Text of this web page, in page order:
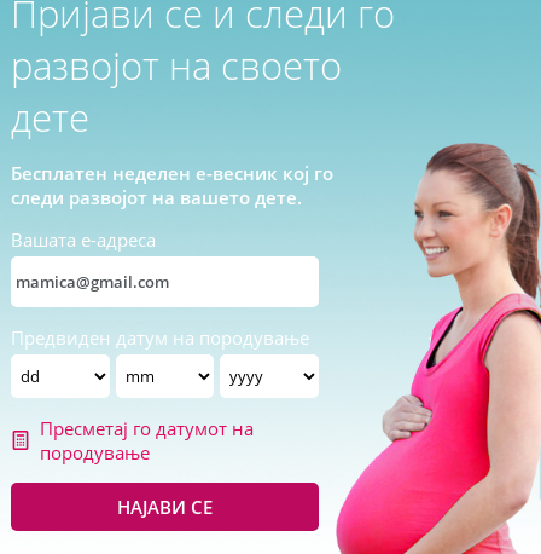
Пријави се и следи го
развојот на своето
дете
Бесплатен неделен е-весник кој го
следи развојот на вашето дете.
Вашата е-адреса
Предвиден датум на породување
Пресметај го датумот на
породување
НАЈАВИ СЕ